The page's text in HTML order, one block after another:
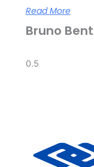
Read More
Bruno